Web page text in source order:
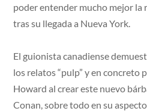
poder entender mucho mejor la
tras su llegada a Nueva York.
El guionista canadiense
los relatos “pulp” y en concreto
Howard al crear este nuevo
Conan, sobre todo en su